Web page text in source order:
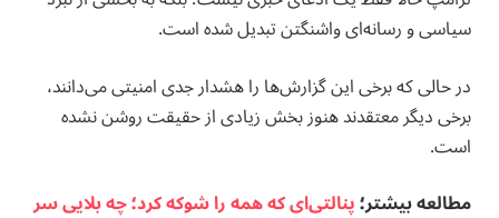
سیاسی و رسانه‌ای واشنگتن تبدیل شده است.
در حالی که برخی این گزارش‌ها را هشدار جدی امنیتی می‌دانند،
برخی دیگر معتقدند هنوز بخش زیادی از حقیقت روشن نشده
است.
مطالعه بيشتر؛پنالتی‌ای که همه را شوکه کرد؛ چه بلایی سر